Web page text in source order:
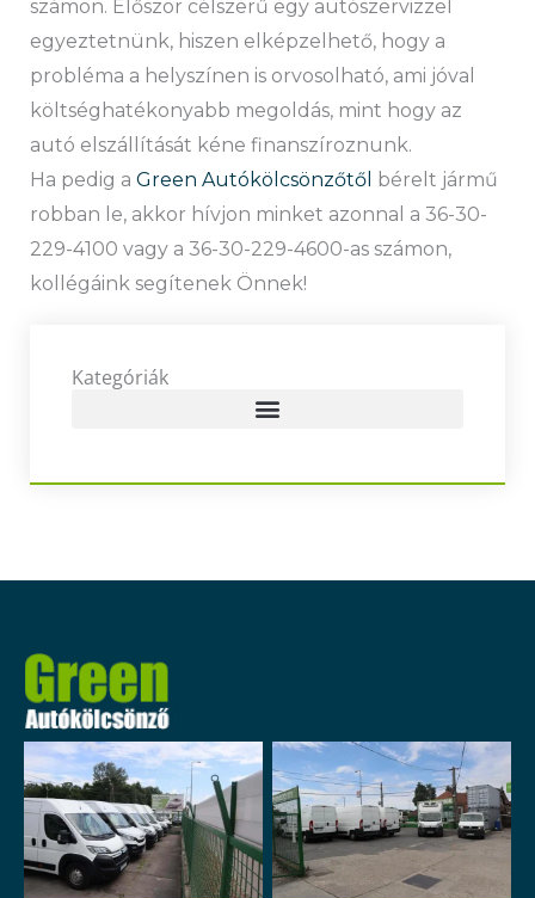
számon. Először célszerű egy autószervizzel
egyeztetnünk, hiszen elképzelhető, hogy a
probléma a helyszínen is orvosolható, ami jóval
költséghatékonyabb megoldás, mint hogy az
autó elszállítását kéne finanszíroznunk.
Ha pedig a Green Autókölcsönzőtől
bérelt jármű
robban le, akkor hívjon minket azonnal a 36-30-
229-4100 vagy a 36-30-229-4600-as számon,
kollégáink segítenek Önnek!
Kategóriák